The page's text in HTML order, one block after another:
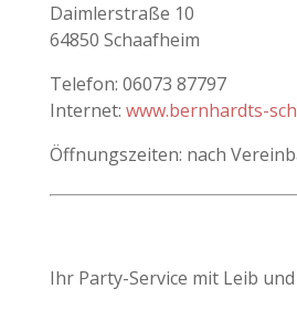
Daimlerstraße 10
64850 Schaafheim
Telefon: 06073 87797
Internet: www.bernhardts-
Öffnungszeiten: nach
Ihr Party-Service mit Leib und